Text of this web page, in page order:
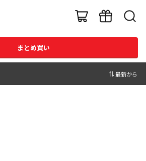
まとめ買い
最新から